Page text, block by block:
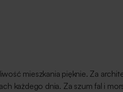
mieszkania pięknie. Za
każdego dnia. Za szum fal i